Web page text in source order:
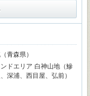
青森県）
ドエリア 白神山地（鰺
深浦、西目屋、弘前）